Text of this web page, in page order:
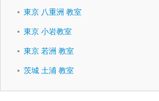
東京 八重洲 教室
東京 小岩教室
東京 若洲 教室
茨城 土浦 教室